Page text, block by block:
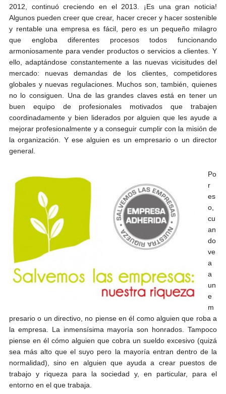
2012, continuó creciendo en el 2013. ¡Es una gran noticia!
Algunos pueden creer que crear, hacer crecer y hacer sostenible
y rentable una empresa es fácil, pero es un pequeño milagro
que engloba diferentes procesos todos funcionando
armoniosamente para vender productos o servicios a clientes. Y
ello, adaptándose constantemente a las nuevas vicisitudes del
mercado: nuevas demandas de los clientes, competidores
globales y nuevas regulaciones. Muchos son, también, quienes
no lo consiguen. Una de las grandes claves está en tener un
buen equipo de profesionales motivados que trabajen
coordinadamente y bien liderados por alguien que les ayude a
mejorar profesionalmente y a conseguir cumplir con la misión de
la organización. Y ese alguien es un empresario o un director
general.
Po
r
es
o,
cu
an
do
ve
a
a
un
e
m
presario o un directivo, no piense en él como alguien que roba a
la empresa. La inmensísima mayoría son honrados. Tampoco
piense en él cómo alguien que cobra un sueldo excesivo (quizá
sea más alto que el suyo pero la mayoría entran dentro de la
normalidad), sino en alguien que ayuda a crear puestos de
trabajo y riqueza para la sociedad y, en particular, para el
entorno en el que trabaja.